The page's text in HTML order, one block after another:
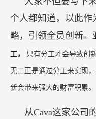
个人都知道，以此
略，引领全员创新。
工， 只有分工才会导致创
无二正是通过分工来实现
新会带来强大的财富积累。
从Cava这家公司